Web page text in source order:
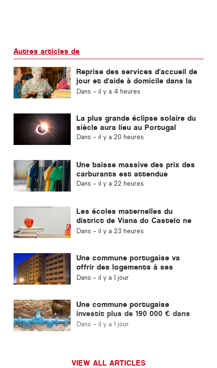
Autres articles de
Reprise des services d'accueil de
jour et d'aide à domicile dans la
commune de Portugal
Dans - il y a 4 heures
La plus grande éclipse solaire du
siècle aura lieu au Portugal
Dans - il y a 20 heures
Une baisse massive des prix des
carburants est attendue
Dans - il y a 22 heures
Les écoles maternelles du
district de Viana do Castelo ne
fermeront pas au Portugal
Dans - il y a 23 heures
Une commune portugaise va
offrir des logements à ses
habitants
Dans - il y a 1 jour
Une commune portugaise
investit plus de 190 000 € dans
l'approvisionnement en eau
Dans - il y a 1 jour
VIEW ALL ARTICLES